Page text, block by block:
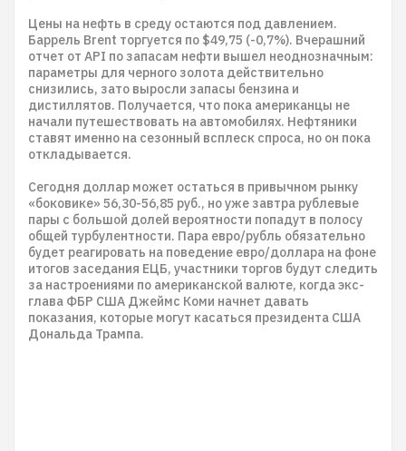
Цены на нефть в среду остаются под давлением.
Баррель Brent торгуется по $49,75 (-0,7%). Вчерашний
отчет от API по запасам нефти вышел неоднозначным:
параметры для черного золота действительно
снизились, зато выросли запасы бензина и
дистиллятов. Получается, что пока американцы не
начали путешествовать на автомобилях. Нефтяники
ставят именно на сезонный всплеск спроса, но он пока
откладывается.
Сегодня доллар может остаться в привычном рынку
«боковике» 56,30-56,85 руб., но уже завтра рублевые
пары с большой долей вероятности попадут в полосу
общей турбулентности. Пара евро/рубль обязательно
будет реагировать на поведение евро/доллара на фоне
итогов заседания ЕЦБ, участники торгов будут следить
за настроениями по американской валюте, когда экс-
глава ФБР США Джеймс Коми начнет давать
показания, которые могут касаться президента США
Дональда Трампа.